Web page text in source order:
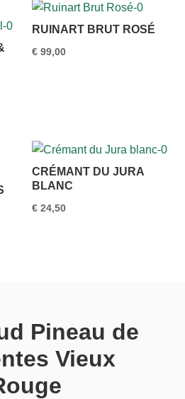
RUINART BRUT ROSÉ
€ 99,00
CRÉMANT DU JURA
BLANC
€ 24,50
Pineau de
Vieux